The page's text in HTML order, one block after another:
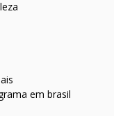
em brasil